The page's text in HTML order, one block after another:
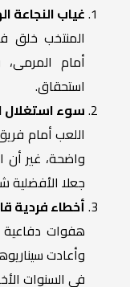
غياب النجاعة
المنتخب خلق
أمام
استحقاق.
سوء استغلال
اللعب أمام
واضحة، غير أن
جعلا
أخطاء فردية
هفوات
وأعادت
في السنوات